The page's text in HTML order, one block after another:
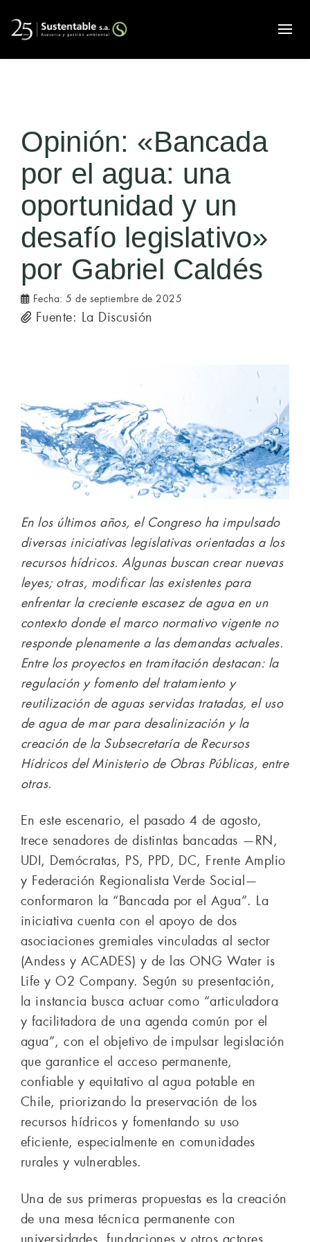
Opinión: «Bancada
por el agua: una
oportunidad y un
desafío legislativo»
por Gabriel Caldés
Fecha:5 de septiembre de 2025
Fuente: La Discusión
En los últimos años, el Congreso ha impulsado
diversas iniciativas legislativas orientadas a los
recursos hídricos. Algunas buscan crear nuevas
leyes; otras, modificar las existentes para
enfrentar la creciente escasez de agua en un
contexto donde el marco normativo vigente no
responde plenamente a las demandas actuales.
Entre los proyectos en tramitación destacan: la
regulación y fomento del tratamiento y
reutilización de aguas servidas tratadas, el uso
de agua de mar para desalinización y la
creación de la Subsecretaría de Recursos
Hídricos del Ministerio de Obras Públicas, entre
otras.
En este escenario, el pasado 4 de agosto,
trece senadores de distintas bancadas —RN,
UDI, Demócratas, PS, PPD, DC, Frente Amplio
y Federación Regionalista Verde Social—
conformaron la “Bancada por el Agua”. La
iniciativa cuenta con el apoyo de dos
asociaciones gremiales vinculadas al sector
(Andess y ACADES) y de las ONG Water is
Life y O2 Company. Según su presentación,
la instancia busca actuar como “articuladora
y facilitadora de una agenda común por el
agua”, con el objetivo de impulsar legislación
que garantice el acceso permanente,
confiable y equitativo al agua potable en
Chile, priorizando la preservación de los
recursos hídricos y fomentando su uso
eficiente, especialmente en comunidades
rurales y vulnerables.
Una de sus primeras propuestas es la creación
de una mesa técnica permanente con